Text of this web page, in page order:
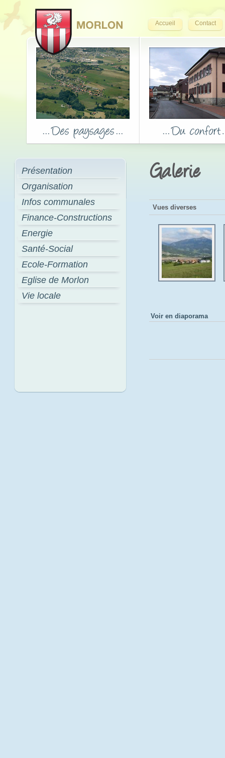
Accueil Contact
Présentation
Organisation
Infos communales
Finance-Constructions
Energie
Santé-Social
Ecole-Formation
Eglise de Morlon
Vie locale
Galerie
Vues diverses
Voir en diaporama